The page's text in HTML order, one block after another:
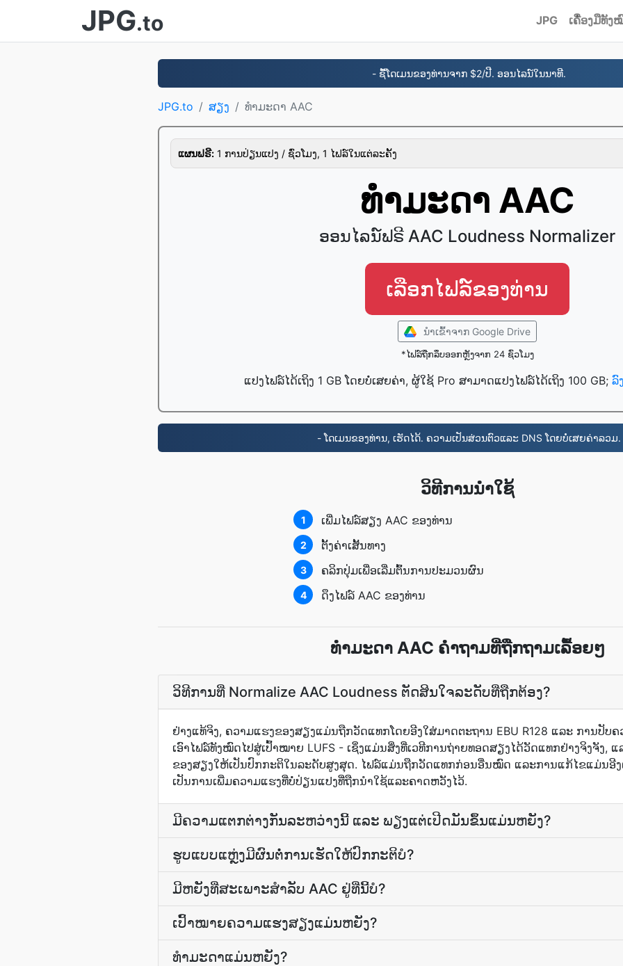
JPG.to JPG ເຄື່ອງມືທັງ
- ຊື້ໂດເມນຂອງທ່ານຈາກ $2/ປີ. ອອນໄລນ໌ໃນນາທີ.
JPG.to ສຽງ ທໍາມະດາ AAC
ແຜນຟຣີ: 1 ການປ່ຽນແປງ / ຊົ່ວໂມງ, 1 ໄຟລ໌ໃນແຕ່ລະຄັ້ງ
ທໍາມະດາ AAC
ອອນໄລນ໌ຟຣີ AAC Loudness Normalizer
ເລືອກໄຟລ໌ຂອງທ່ານ
ນໍາເຂົ້າ​ຈາກ Google Drive
*ໄຟລ໌ຖືກລຶບອອກຫຼັງຈາກ 24 ຊົ່ວໂມງ
ແປງໄຟລ໌ໄດ້ເຖິງ 1 GB ໂດຍບໍ່ເສຍຄ່າ, ຜູ້ໃຊ້ Pro ສາມາດແປງໄຟລ໌ໄດ້ເຖິງ 100 GB; ລົ
- ໂດເມນຂອງທ່ານ, ເຮັດໄດ້. ຄວາມເປັນສ່ວນຕົວແລະ DNS ໂດຍບໍ່ເສຍຄ່າລວມ.
ວິທີການນໍາໃຊ້
1 ເພີ່ມ​ໄຟລ໌​ສຽງ AAC ຂອງທ່ານ
2 ຕັ້ງຄ່າ​ເສັ້ນທາງ
3 ຄລິກປຸ່ມເພື່ອເລີ່ມຕົ້ນການປະມວນຜົນ
4 ດຶງ​ໄຟລ໌ AAC ຂອງທ່ານ
ທໍາມະດາ AAC ຄຳຖາມທີ່ຖືກຖາມເລື້ອຍໆ
ວິທີການ​ທີ່ Normalize AAC Loudness ຕັດສິນ​ໃຈ​ລະດັບ​ທີ່​ຖືກຕ້ອງ?
ຢ່າງ​ແທ້​ຈິງ, ຄວາມ​ແຮງ​ຂອງ​ສຽງ​ແມ່ນ​ຖືກ​ວັດ​ແທກ​ໂດຍ​ອີງ​ໃສ່​ມາດຕະຖານ EBU R128 ແລະ ການ​ປັບ​
ເອົາ​ໄຟ​ລ໌​ທັງ​ໝົດ​ໄປ​ສູ່​ເປົ້າ​ໝາຍ LUFS - ເຊິ່ງ​ແມ່ນ​ສິ່ງທີ່​ເວທີ​ການ​ຖ່າຍ​ທອດ​ສຽງ​ໄດ້​ວັດ​ແທກ​ຢ່າງ​ຈິງ​ຈັງ,
ຂອງ​ສຽງ​ໃຫ້​ເປັນ​ປົກກະຕິ​ໃນ​ລະດັບ​ສູງສຸດ. ໄຟ​ລ໌​ແມ່ນ​ຖືກ​ວັດ​ແທກ​ກ່ອນ​ອື່ນ​ໝົດ ແລະ​ການ​ແກ້​ໄຂ​ແມ່ນ​ອີ
ເປັນ​ການ​ເພີ່ມ​ຄວາມ​ແຮງ​ທີ່​ບໍ່​ປ່ຽນ​ແປງ​ທີ່​ຖືກ​ນຳ​ໃຊ້​ແລະ​ຄາດ​ຫວັງ​ໄວ້.
ມີຄວາມແຕກຕ່າງກັນລະຫວ່າງນີ້ ແລະ ພຽງແຕ່ເປີດມັນຂຶ້ນແມ່ນຫຍັງ?
ຮູບແບບ​ແຫຼ່ງ​ມີ​ຜົນ​ຕໍ່​ການ​ເຮັດ​ໃຫ້​ປົກກະຕິ​ບໍ?
ມີຫຍັງທີ່ສະເພາະສຳລັບ AAC ຢູ່ທີ່ນີ້ບໍ?
ເປົ້າໝາຍຄວາມແຮງສຽງແມ່ນຫຍັງ?
ທໍາມະດາ​ແມ່ນ​ຫຍັງ?